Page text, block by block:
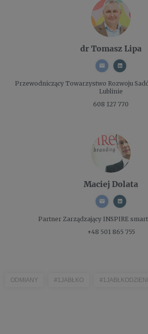
dr Tomasz Lipa
Przewodniczący Towarzystwo Rozwoju
Lublinie
608 127 770
Maciej Dolata
Partner Zarządzający INSPIRE
+48 501 865 755
ODMIANY #1JABŁKO